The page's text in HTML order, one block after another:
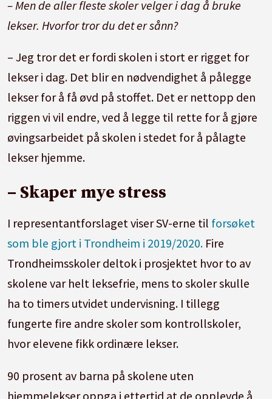
– Men de aller fleste skoler velger i dag å bruke
lekser. Hvorfor tror du det er sånn?
– Jeg tror det er fordi skolen i stort er rigget for
lekser i dag. Det blir en nødvendighet å pålegge
lekser for å få øvd på stoffet. Det er nettopp den
riggen vi vil endre, ved å legge til rette for å gjøre
øvingsarbeidet på skolen i stedet for å pålagte
lekser hjemme.
– Skaper mye stress
I representantforslaget viser SV-erne til forsøket
som ble gjort i Trondheim i 2019/2020. Fire
Trondheimsskoler deltok i prosjektet hvor to av
skolene var helt leksefrie, mens to skoler skulle
ha to timers utvidet undervisning. I tillegg
fungerte fire andre skoler som kontrollskoler,
hvor elevene fikk ordinære lekser.
90 prosent av barna på skolene uten
hjemmelekser oppga i ettertid at de opplevde å